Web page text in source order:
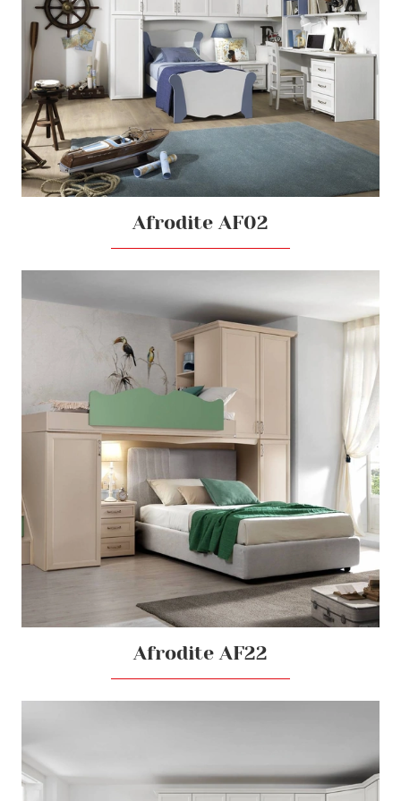
Afrodite AF02
Afrodite AF22